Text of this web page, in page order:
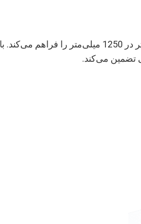
تجهیزات ما مجهز به طراحی بازوی فشاری هستند که امکان ساخت ورق فلزی تا حداکثر اندازه